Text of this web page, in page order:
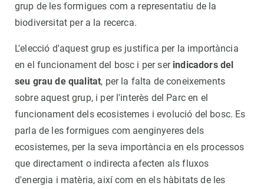
grup de les formigues com a representatiu de la
biodiversitat per a la recerca.
L'elecció d'aquest grup es justifica per la importància
en el funcionament del bosc i per serindicadors del
seu grau de qualitat, per la falta de coneixements
sobre aquest grup, i per l'interès del Parc en el
funcionament dels ecosistemes i evolució del bosc. Es
parla de les formigues com aenginyeres dels
ecosistemes, per la seva importància en els processos
que directament o indirecta afecten als fluxos
d'energia i matèria, així com en els hàbitats de les